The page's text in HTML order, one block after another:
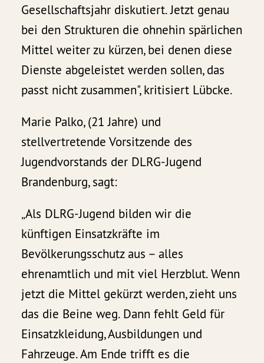
Gesellschaftsjahr diskutiert. Jetzt genau
bei den Strukturen die ohnehin spärlichen
Mittel weiter zu kürzen, bei denen diese
Dienste abgeleistet werden sollen, das
passt nicht zusammen", kritisiert Lübcke.
Marie Palko, (21 Jahre) und
stellvertretende Vorsitzende des
Jugendvorstands der DLRG-Jugend
Brandenburg, sagt:
„Als DLRG-Jugend bilden wir die
künftigen Einsatzkräfte im
Bevölkerungsschutz aus – alles
ehrenamtlich und mit viel Herzblut. Wenn
jetzt die Mittel gekürzt werden, zieht uns
das die Beine weg. Dann fehlt Geld für
Einsatzkleidung, Ausbildungen und
Fahrzeuge. Am Ende trifft es die